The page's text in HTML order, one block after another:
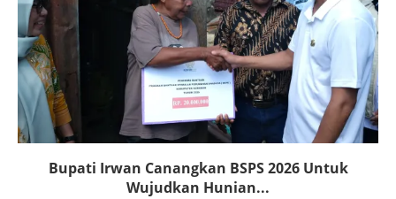
Bupati Irwan Canangkan BSPS 2026 Untuk
Wujudkan Hunian...